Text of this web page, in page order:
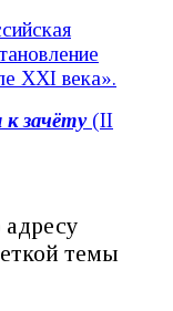
XXI века».
к зачёту (II
темы